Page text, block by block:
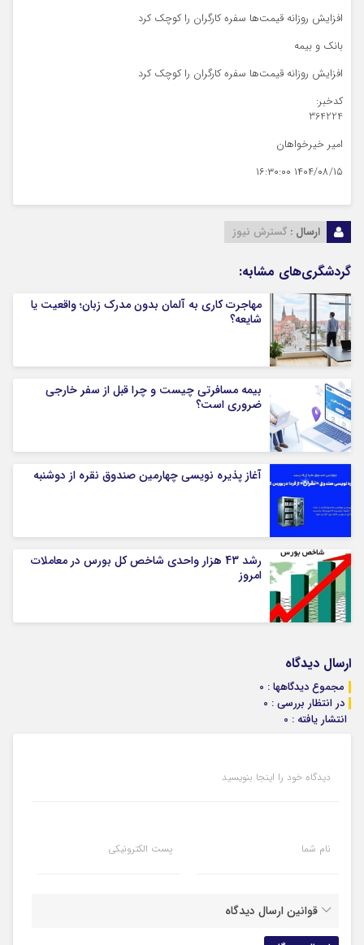
افزایش روزانه قیمت‌ها سفره کارگران را کوچک کرد
بانک و بیمه
افزایش روزانه قیمت‌ها سفره کارگران را کوچک کرد
کدخبر:
364224
امیر خیرخواهان
۱۴۰۴/۰۸/۱۵ ۱۶:۳۰:۰۰
ارسال : گسترش نیوز
گردشگری‌های مشابه:
مهاجرت کاری به آلمان بدون مدرک زبان؛ واقعیت یا
شایعه؟
بیمه مسافرتی چیست و چرا قبل از سفر خارجی
ضروری است؟
آغاز پذیره نویسی چهارمین صندوق نقره از دوشنبه
رشد 43 هزار واحدی شاخص کل بورس در معاملات
امروز
ارسال دیدگاه
مجموع دیدگاهها : 0
در انتظار بررسی : 0
انتشار یافته : 0
دیدگاه خود را اینجا بنویسید
نام شما پست الکترونیکی
قوانین ارسال دیدگاه